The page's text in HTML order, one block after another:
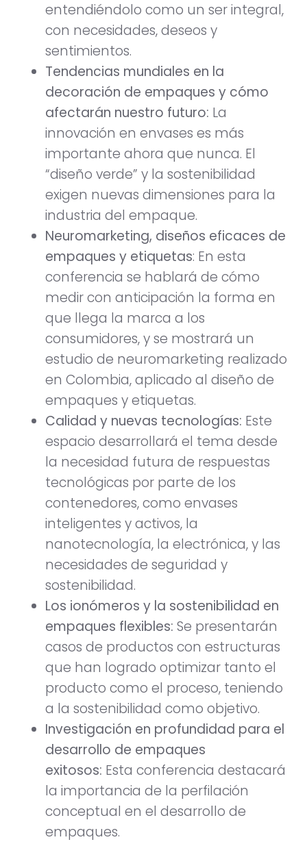
entendiéndolo como un ser integral,
con necesidades, deseos y
sentimientos.
Tendencias mundiales en la
decoración de empaques y cómo
afectarán nuestro futuro: La
innovación en envases es más
importante ahora que nunca. El
“diseño verde” y la sostenibilidad
exigen nuevas dimensiones para la
industria del empaque.
Neuromarketing, diseños eficaces de
empaques y etiquetas: En esta
conferencia se hablará de cómo
medir con anticipación la forma en
que llega la marca a los
consumidores, y se mostrará un
estudio de neuromarketing realizado
en Colombia, aplicado al diseño de
empaques y etiquetas.
Calidad y nuevas tecnologías: Este
espacio desarrollará el tema desde
la necesidad futura de respuestas
tecnológicas por parte de los
contenedores, como envases
inteligentes y activos, la
nanotecnología, la electrónica, y las
necesidades de seguridad y
sostenibilidad.
Los ionómeros y la sostenibilidad en
empaques flexibles: Se presentarán
casos de productos con estructuras
que han logrado optimizar tanto el
producto como el proceso, teniendo
a la sostenibilidad como objetivo.
Investigación en profundidad para el
desarrollo de empaques
exitosos: Esta conferencia destacará
la importancia de la perfilación
conceptual en el desarrollo de
empaques.